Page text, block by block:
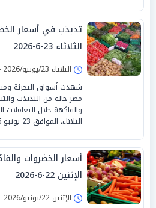
تذبذب في أسعار
الثلاثاء 23-6-2026
الثلاثاء 23/يونيو/2026 - 08:00 ص
شهدت أسواق التجزئة
مصر حالة من التذبذب
والفاكهة خلال التعاملات
الثلاثاء، الموافق 23 يونيو 2026.
أسعار الخضروات
الإثنين 22-6-2026
الإثنين 22/يونيو/2026 - 08:00 ص